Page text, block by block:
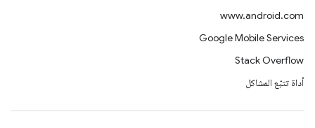
www.android.com
Google Mobile Services
Stack Overflow
أداة تتبّع المشاكل